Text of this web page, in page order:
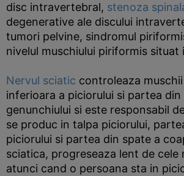
disc intravertebral, stenoza
degenerative ale discului
tumori pelvine, sindromul
nivelul muschiului piriformis situat
Nervul sciatic controleaza
inferioara a piciorului si partea din
genunchiului si este responsabil
se produc in talpa piciorului,
piciorului si partea din spate a
sciatica, progreseaza lent de cele
atunci cand o persoana sta in